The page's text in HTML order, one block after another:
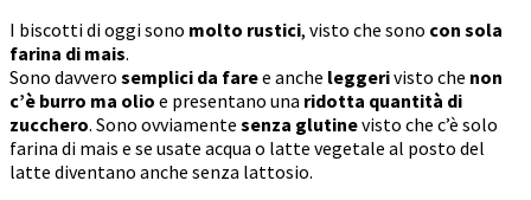
I biscotti di oggi sono molto rustici, visto che sono con sola
farina di mais.
Sono davvero semplici da faree anche leggerivisto che non
c’è burro ma olio e presentano una ridotta quantità di
zucchero. Sono ovviamente senza glutinevisto che c’è solo
farina di mais e se usate acqua o latte vegetale al posto del
latte diventano anche senza lattosio.